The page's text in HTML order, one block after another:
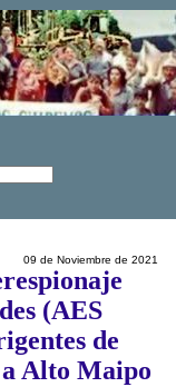
09 de Noviembre de 2021
(AES
de
Alto Maipo